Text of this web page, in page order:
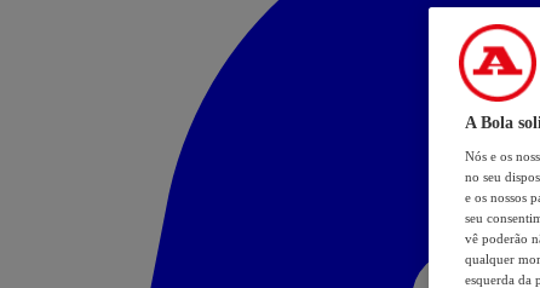
A Bola
Nós e os
no seu
e os nossos
seu
vê poderão
qualquer
esquerda da